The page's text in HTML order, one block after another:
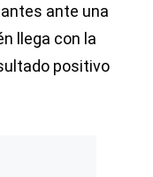
ante una
llega con la
positivo